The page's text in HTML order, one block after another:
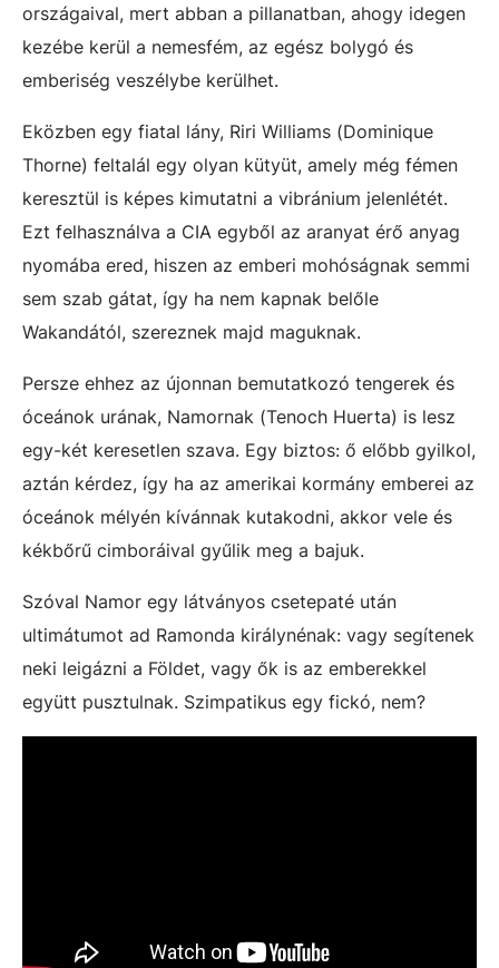
országaival, mert abban a pillanatban, ahogy idegen
kezébe kerül a nemesfém, az egész bolygó és
emberiség veszélybe kerülhet.
Eközben egy fiatal lány, Riri Williams (Dominique
Thorne) feltalál egy olyan kütyüt, amely még fémen
keresztül is képes kimutatni a vibránium jelenlétét.
Ezt felhasználva a CIA egyből az aranyat érő anyag
nyomába ered, hiszen az emberi mohóságnak semmi
sem szab gátat, így ha nem kapnak belőle
Wakandától, szereznek majd maguknak.
Persze ehhez az újonnan bemutatkozó tengerek és
óceánok urának, Namornak (Tenoch Huerta) is lesz
egy-két keresetlen szava. Egy biztos: ő előbb gyilkol,
aztán kérdez, így ha az amerikai kormány emberei az
óceánok mélyén kívánnak kutakodni, akkor vele és
kékbőrű cimboráival gyűlik meg a bajuk.
Szóval Namor egy látványos csetepaté után
ultimátumot ad Ramonda királynénak: vagy segítenek
neki leigázni a Földet, vagy ők is az emberekkel
együtt pusztulnak. Szimpatikus egy fickó, nem?